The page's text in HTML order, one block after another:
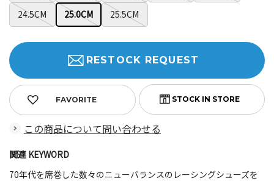
24.5CM
25.0CM 25.5CM
FAVORITE
RESTOCK REQUEST
この商品について問い合わせる
関連 KEYWORD
70年代を席巻した数々のニューバランスのレーシングシューズを